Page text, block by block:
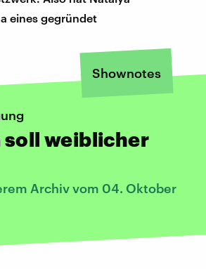
eines gegründet
Shownotes
soll weiblicher
Archiv vom 04. Oktober